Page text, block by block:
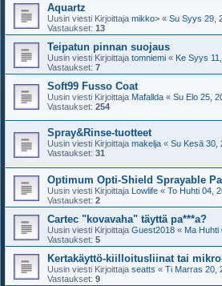
Aquartz
Uusin viesti Kirjoittaja mikko> « Su Syys 29,
Vastaukset: 13
Teipatun pinnan suojaus
Uusin viesti Kirjoittaja tomniemi « Ke Syys
Vastaukset: 7
Soft99 Fusso Coat
Uusin viesti Kirjoittaja Mafallda « Su Elo 25,
Vastaukset: 254
Spray&Rinse-tuotteet
Uusin viesti Kirjoittaja makelja « Su Kesä 30,
Vastaukset: 31
Optimum Opti-Shield Sprayable
Uusin viesti Kirjoittaja Lowlife « To Huhti 04,
Vastaukset: 2
Cartec "kovavaha" täyttä pa***a?
Uusin viesti Kirjoittaja Guest2018 « Ma Huhti
Vastaukset: 5
Kertakäyttö-kiilloitusliinat tai
Uusin viesti Kirjoittaja seatts « Ti Marras 20,
Vastaukset: 9